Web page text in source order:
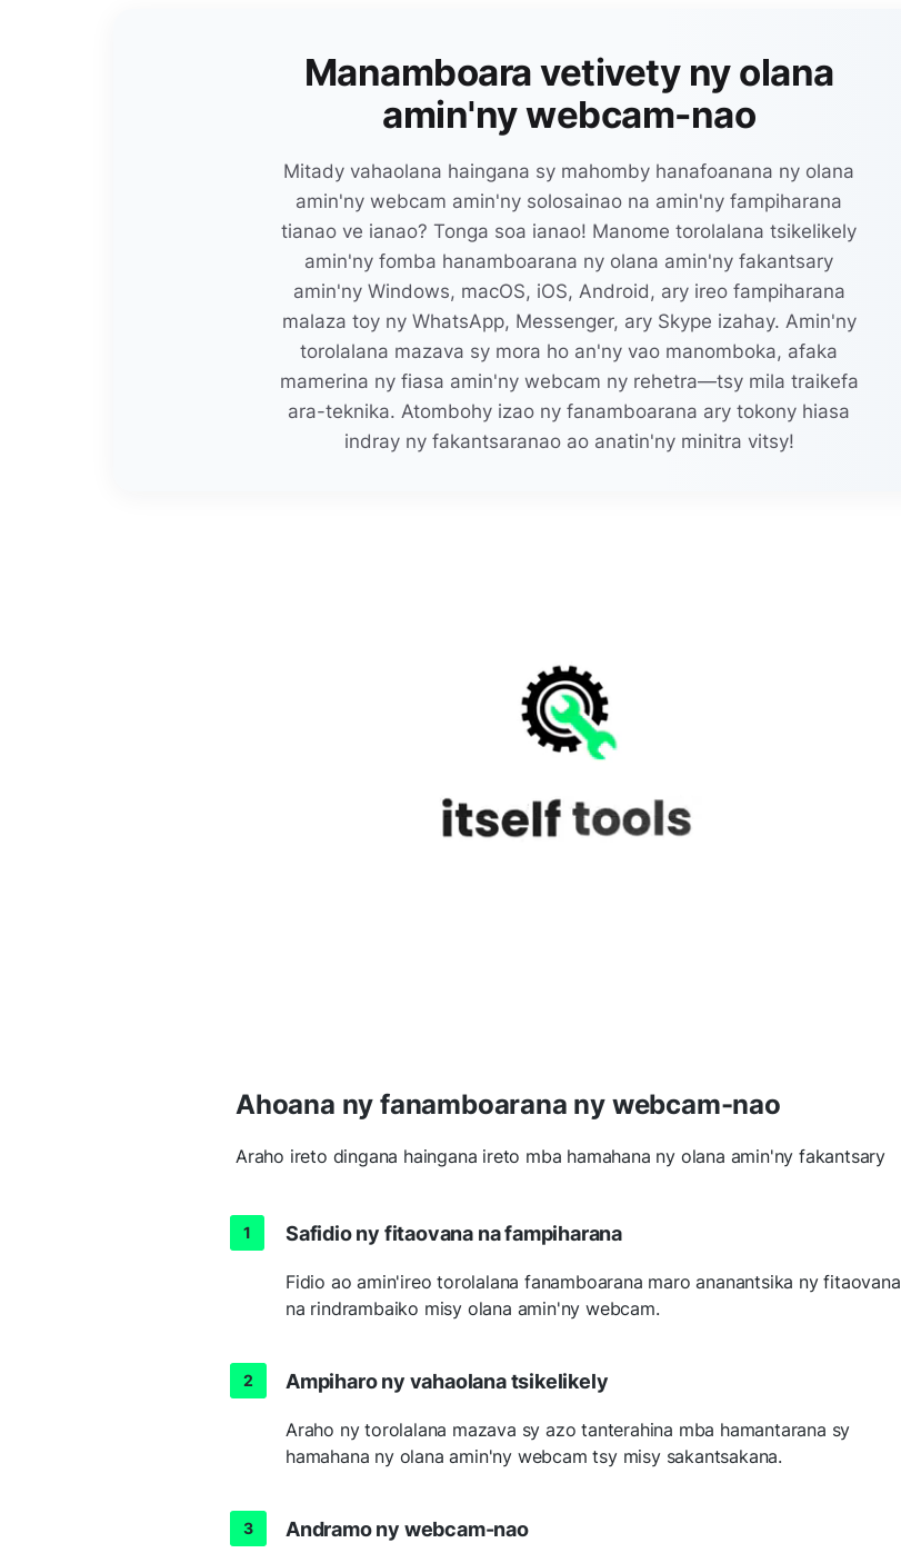
Manamboara vetivety ny olana
amin'ny webcam-nao
Mitady vahaolana haingana sy mahomby hanafoanana ny olana
amin'ny webcam amin'ny solosainao na amin'ny fampiharana
tianao ve ianao? Tonga soa ianao! Manome torolalana tsikelikely
amin'ny fomba hanamboarana ny olana amin'ny fakantsary
amin'ny Windows, macOS, iOS, Android, ary ireo fampiharana
malaza toy ny WhatsApp, Messenger, ary Skype izahay. Amin'ny
torolalana mazava sy mora ho an'ny vao manomboka, afaka
mamerina ny fiasa amin'ny webcam ny rehetra—tsy mila traikefa
ara-teknika. Atombohy izao ny fanamboarana ary tokony hiasa
indray ny fakantsaranao ao anatin'ny minitra vitsy!
Ahoana ny fanamboarana ny webcam-nao
Araho ireto dingana haingana ireto mba hamahana ny olana amin'ny fakantsary
Safidio ny fitaovana na fampiharana
Fidio ao amin'ireo torolalana fanamboarana maro ananantsika ny fitaovana
na rindrambaiko misy olana amin'ny webcam.
Ampiharo ny vahaolana tsikelikely
Araho ny torolalana mazava sy azo tanterahina mba hamantarana sy
hamahana ny olana amin'ny webcam tsy misy sakantsakana.
Andramo ny webcam-nao